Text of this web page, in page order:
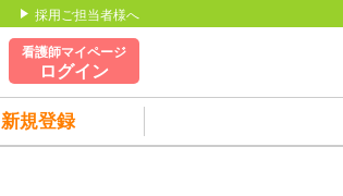
採用ご担当者様へ
看護師マイページ
ログイン
新規登録